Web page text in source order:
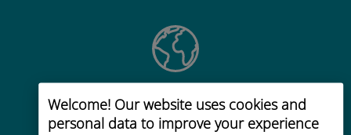
Welcome! Our website uses cookies and
personal data to improve your experience
Wereldwijd
Wereldwijde cellulaire